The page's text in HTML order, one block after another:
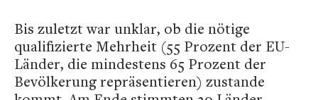
Bis zuletzt war unklar, ob die nötige
qualifizierte Mehrheit (55 Prozent der EU-
Länder, die mindestens 65 Prozent der
Bevölkerung repräsentieren) zustande